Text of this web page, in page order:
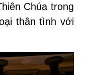
Chúa trong
thân tình với